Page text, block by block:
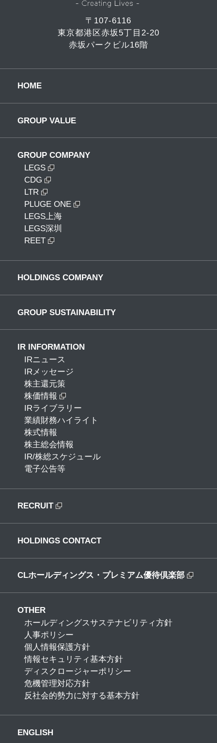
〒107-6116
東京都港区赤坂5丁目2-20
赤坂パークビル16階
HOME
GROUP VALUE
GROUP COMPANY
LEGS
CDG
LTR
PLUGE ONE
LEGS上海
LEGS深圳
REET
HOLDINGS COMPANY
GROUP SUSTAINABILITY
IR INFORMATION
IRニュース
IRメッセージ
株主還元策
株価情報
IRライブラリー
業績財務ハイライト
株式情報
株主総会情報
IR/株総スケジュール
電子公告等
RECRUIT
HOLDINGS CONTACT
CLホールディングス・プレミアム優待倶楽部
OTHER
ホールディングスサステナビリティ方針
人事ポリシー
個人情報保護方針
情報セキュリティ基本方針
ディスクロージャーポリシー
危機管理対応方針
反社会的勢力に対する基本方針
ENGLISH